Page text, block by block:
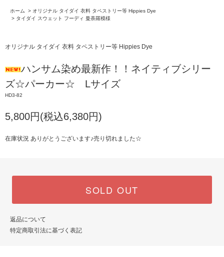
ホーム > オリジナル タイダイ 衣料 タペストリー等 Hippies Dye
> タイダイ スウェット フーディ 曼荼羅模様
オリジナル タイダイ 衣料 タペストリー等 Hippies Dye
ハンサム染め最新作！！ネイティブシリー
ズ☆パーカー☆ Lサイズ
HD3-82
5,800円(税込6,380円)
在庫状況 ありがとうございます♪売り切れました☆
SOLD OUT
返品について
特定商取引法に基づく表記